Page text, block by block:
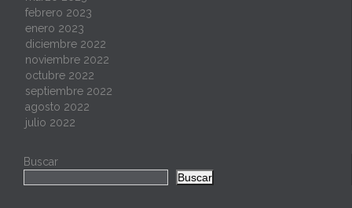
febrero 2023
enero 2023
diciembre 2022
noviembre 2022
octubre 2022
septiembre 2022
agosto 2022
julio 2022
Buscar
Buscar